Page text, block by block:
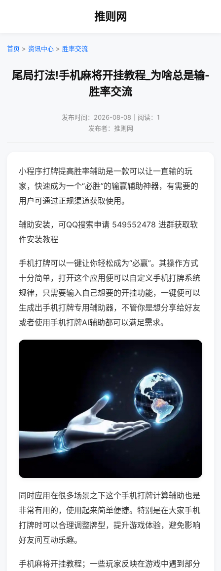
推则网
首页 > 资讯中心 > 胜率交流
尾局打法!手机麻将开挂教程_为啥总是输-
胜率交流
发布时间：2026-08-08｜阅读：1
发布者：推则网
小程序打牌提高胜率辅助是一款可以让一直输的玩
家，快速成为一个“必胜”的输赢辅助神器，有需要的
用户可通过正规渠道获取使用。
辅助安装，可QQ搜索申请 549552478 进群获取软
件安装教程
手机打牌可以一键让你轻松成为“必赢”。其操作方式
十分简单，打开这个应用便可以自定义手机打牌系统
规律，只需要输入自己想要的开挂功能，一键便可以
生成出手机打牌专用辅助器，不管你是想分享给好友
或者使用手机打牌AI辅助都可以满足需求。
同时应用在很多场景之下这个手机打牌计算辅助也是
非常有用的，使用起来简单便捷。特别是在大家手机
打牌时可以合理调整牌型，提升游戏体验，避免影响
好友间互动乐趣。
手机麻将开挂教程；一些玩家反映在游戏中遇到部分